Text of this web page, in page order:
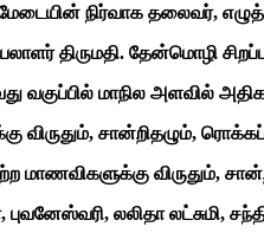
நிர்வாக தலைவர்,
திருமதி. தேன்மொழி
வகுப்பில் மாநில அளவில்
விருதும், சான்றிதழும்,
மாணவிகளுக்கு விருதும்,
புவனேஸ்வரி, லலிதா